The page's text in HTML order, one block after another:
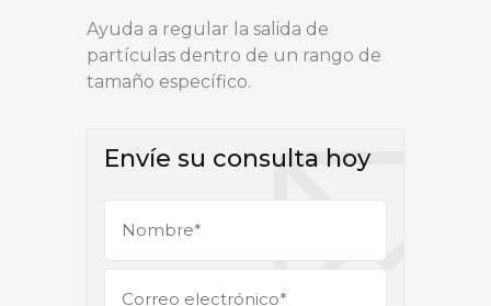
Ayuda a regular la salida de
partículas dentro de un rango de
tamaño específico.
Envíe su consulta hoy